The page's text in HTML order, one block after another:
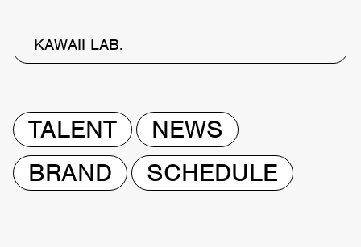
KAWAII LAB.
TALENT
NEWS
BRAND
SCHEDULE